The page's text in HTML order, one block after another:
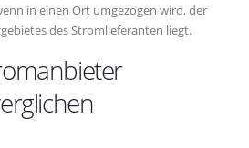
in einen Ort umgezogen wird, der
des Stromlieferanten liegt.